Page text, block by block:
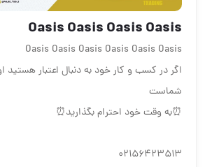
Oasis Oasis Oasis Oasis
Oasis Oasis Oasis Oasis Oasis Oasis
اگر در کسب و کار خود به دنبال اعتبار هستید
شماست
⏰به وقت خود احترام بگذارید⏰
۰۲۱۵۶۴۲۳۵۱۳